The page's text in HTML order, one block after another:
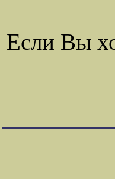
Если Вы